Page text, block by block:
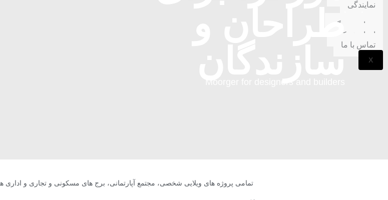
نمایندگی
درباره مورگر
اخبار شرکت
تماس با ما
X
طراحان و
سازندگان
تمامی پروژه های ویلایی شخصی، مجتمع آپارتمانی، برج های مسکونی و تجاری و اداری